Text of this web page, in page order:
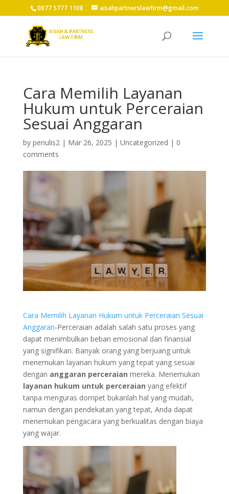
0877 5777 1108 aisahpartnerslawfirm@gmail.com
Cara Memilih Layanan
Hukum untuk Perceraian
Sesuai Anggaran
by penulis2| Mar 26, 2025 | Uncategorized | 0
comments
Cara Memilih Layanan Hukum untuk Perceraian Sesuai
Anggaran-Perceraian adalah salah satu proses yang
dapat menimbulkan beban emosional dan finansial
yang signifikan. Banyak orang yang berjuang untuk
menemukan layanan hukum yang tepat yang sesuai
dengan anggaran perceraian mereka. Menemukan
layanan hukum untuk perceraian yang efektif
tanpa menguras dompet bukanlah hal yang mudah,
namun dengan pendekatan yang tepat, Anda dapat
menemukan pengacara yang berkualitas dengan biaya
yang wajar.